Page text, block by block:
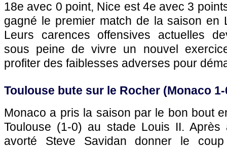
18e avec 0 point, Nice est 4e avec 3
gagné le premier match de la saison en
Leurs carences offensives actuelles
sous peine de vivre un nouvel
profiter des faiblesses adverses pour
Toulouse bute sur le Rocher (Monaco
Monaco a pris la saison par le bon bout
Toulouse (1-0) au stade Louis II. Après
avorté Steve Savidan donner le